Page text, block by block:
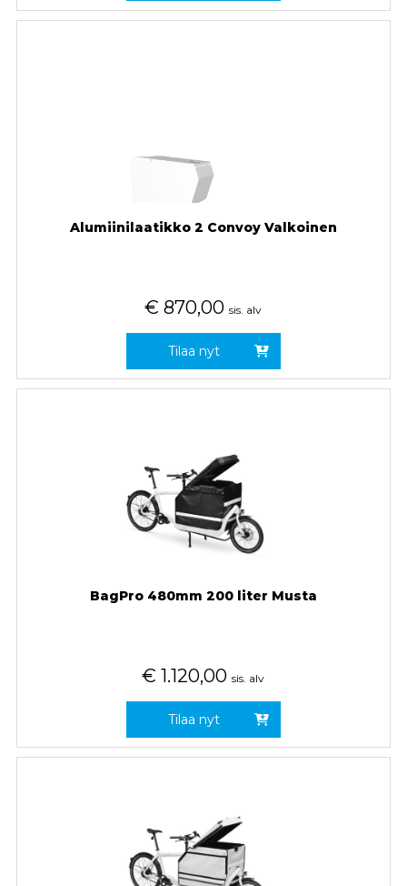
Alumiinilaatikko 2 Convoy Valkoinen
€ 870,00 sis. alv
Tilaa nyt
BagPro 480mm 200 liter Musta
€ 1.120,00 sis. alv
Tilaa nyt